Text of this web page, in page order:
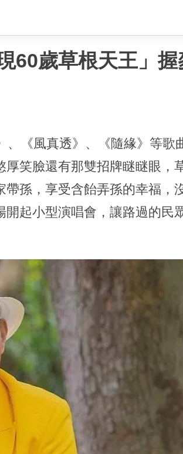
60歲草根天王」
《風真透》、《隨緣》等歌
笑臉還有那雙招牌瞇瞇眼，
孫，享受含飴弄孫的幸福，
起小型演唱會，讓路過的民